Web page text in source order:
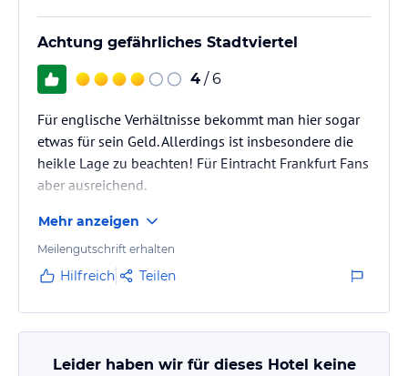
Achtung gefährliches Stadtviertel
4 / 6
Für englische Verhältnisse bekommt man hier sogar
etwas für sein Geld. Allerdings ist insbesondere die
heikle Lage zu beachten! Für Eintracht Frankfurt Fans
aber ausreichend.
Mehr anzeigen
Meilengutschrift erhalten
Hilfreich Teilen
Leider haben wir für dieses Hotel keine